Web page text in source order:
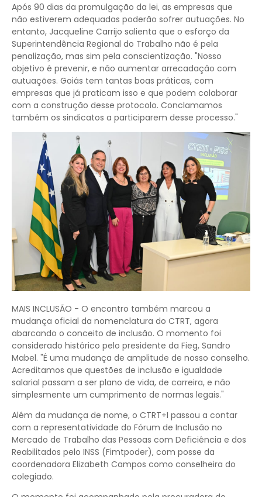
Após 90 dias da promulgação da lei, as empresas que
não estiverem adequadas poderão sofrer autuações. No
entanto, Jacqueline Carrijo salienta que o esforço da
Superintendência Regional do Trabalho não é pela
penalização, mas sim pela conscientização. "Nosso
objetivo é prevenir, e não aumentar arrecadação com
autuações. Goiás tem tantas boas práticas, com
empresas que já praticam isso e que podem colaborar
com a construção desse protocolo. Conclamamos
também os sindicatos a participarem desse processo."
MAIS INCLUSÃO - O encontro também marcou a
mudança oficial da nomenclatura do CTRT, agora
abarcando o conceito de inclusão. O momento foi
considerado histórico pelo presidente da Fieg, Sandro
Mabel. "É uma mudança de amplitude de nosso conselho.
Acreditamos que questões de inclusão e igualdade
salarial passam a ser plano de vida, de carreira, e não
simplesmente um cumprimento de normas legais."
Além da mudança de nome, o CTRT+I passou a contar
com a representatividade do Fórum de Inclusão no
Mercado de Trabalho das Pessoas com Deficiência e dos
Reabilitados pelo INSS (Fimtpoder), com posse da
coordenadora Elizabeth Campos como conselheira do
colegiado.